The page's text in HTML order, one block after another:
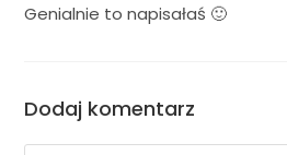
Genialnie to napisałaś 🙂
Dodaj komentarz